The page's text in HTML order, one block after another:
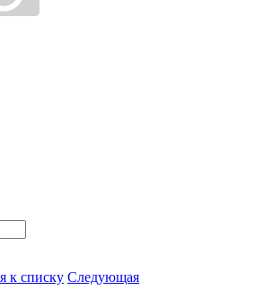
к списку Следующая